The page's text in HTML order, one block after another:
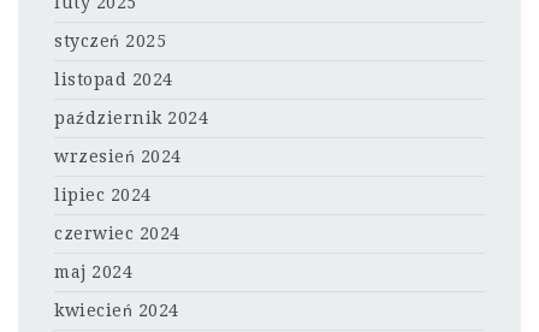
styczeń 2025
listopad 2024
październik 2024
wrzesień 2024
lipiec 2024
czerwiec 2024
maj 2024
kwiecień 2024